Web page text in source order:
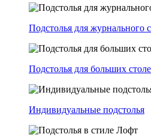
Подстолья для журнального
Подстолья для больших
Индивидуальные подстолья